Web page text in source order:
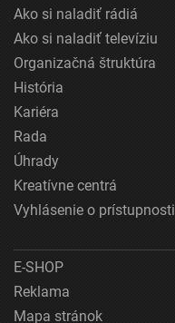
Ako si naladiť rádiá
Ako si naladiť televíziu
Organizačná štruktúra
História
Kariéra
Rada
Úhrady
Kreatívne centrá
Vyhlásenie o prístupnosti
E-SHOP
Reklama
Mapa stránok